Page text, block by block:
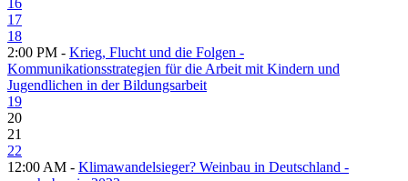
16
17
18
2:00 PM - Krieg, Flucht und die Folgen -
Kommunikationsstrategien für die Arbeit mit Kindern und
Jugendlichen in der Bildungsarbeit
19
20
21
22
12:00 AM - Klimawandelsieger? Weinbau in Deutschland -